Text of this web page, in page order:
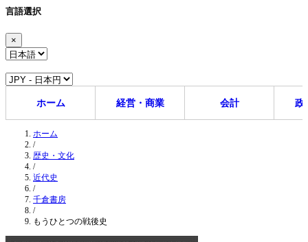
言語選択
×
ホーム 経営・商業 会計 政
ホーム
/
歴史・文化
/
近代史
/
千倉書房
/
もうひとつの戦後史